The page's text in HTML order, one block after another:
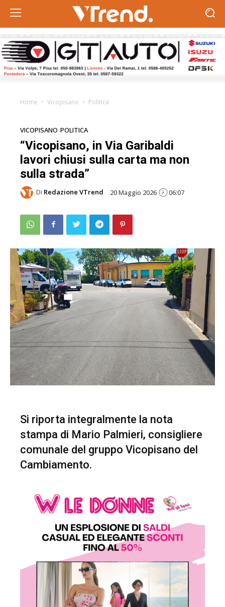
Home Vicopisano Politica
VICOPISANO POLITICA
“Vicopisano, in Via Garibaldi
lavori chiusi sulla carta ma non
sulla strada”
Di Redazione VTrend 20 Maggio 2026 06:07
Si riporta integralmente la nota
stampa di Mario Palmieri, consigliere
comunale del gruppo Vicopisano del
Cambiamento.